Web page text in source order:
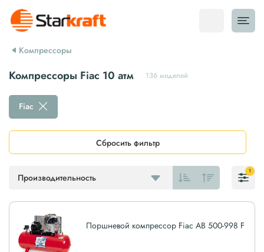
Компрессоры
Компрессоры Fiac 10 атм 136 моделей
Производительность
Fiac
Сбросить фильтр
1
Поршневой компрессор Fiac AB 500-998 F